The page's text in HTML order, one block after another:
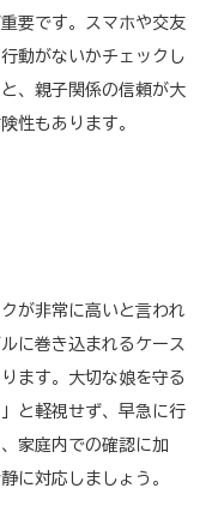
要です。スマホや交友
動がないかチェックし
、親子関係の信頼が大
性もあります。
が非常に高いと言われ
に巻き込まれるケース
ます。大切な娘を守る
と軽視せず、早急に行
家庭内での確認に加
に対応しましょう。